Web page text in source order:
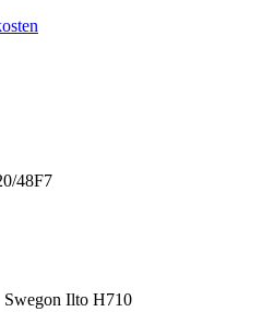
48F7
Swegon Ilto H710